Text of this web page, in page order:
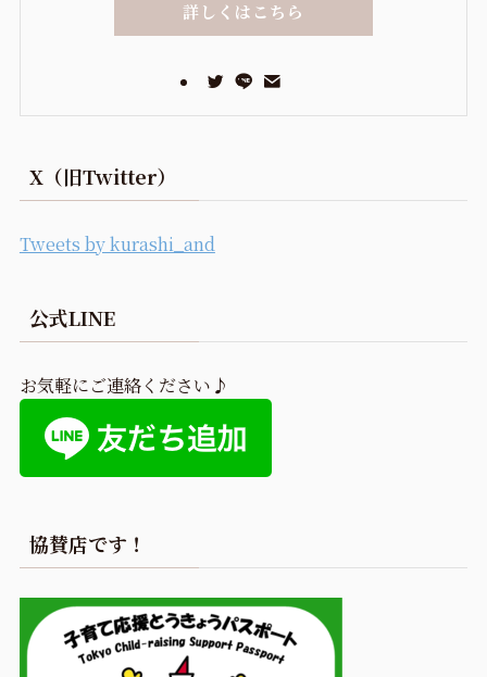
詳しくはこちら
X（旧Twitter）
Tweets by kurashi_and
公式LINE
お気軽にご連絡ください♪
協賛店です！